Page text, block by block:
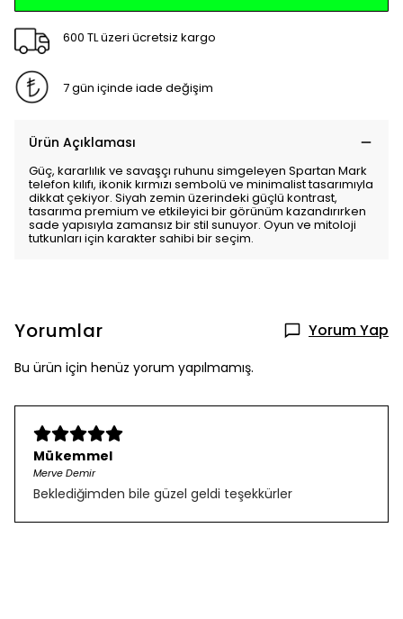
600 TL üzeri ücretsiz kargo
7 gün içinde iade değişim
Ürün Açıklaması
Güç, kararlılık ve savaşçı ruhunu simgeleyen Spartan Mark
telefon kılıfı, ikonik kırmızı sembolü ve minimalist tasarımıyla
dikkat çekiyor. Siyah zemin üzerindeki güçlü kontrast,
tasarıma premium ve etkileyici bir görünüm kazandırırken
sade yapısıyla zamansız bir stil sunuyor. Oyun ve mitoloji
tutkunları için karakter sahibi bir seçim.
Yorumlar Yorum Yap
Bu ürün için henüz yorum yapılmamış.
Mükemmel
Merve Demir
Beklediğimden bile güzel geldi teşekkürler